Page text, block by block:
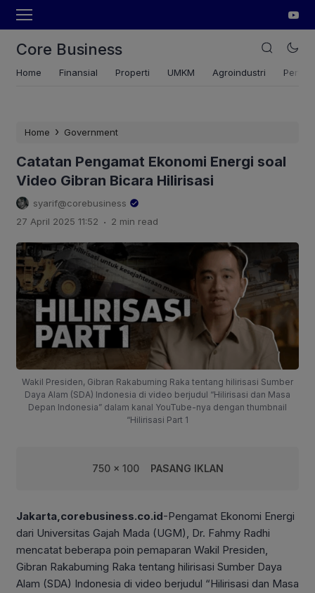
Core Business
Home Finansial Properti UMKM Agroindustri
Home › Government
Catatan Pengamat Ekonomi Energi soal
Video Gibran Bicara Hilirisasi
syarif@corebusiness
27 April 2025 11:52 . 2 min read
Wakil Presiden, Gibran Rakabuming Raka tentang hilirisasi Sumber
Daya Alam (SDA) Indonesia di video berjudul “Hilirisasi dan Masa
Depan Indonesia” dalam kanal YouTube-nya dengan thumbnail
“Hilirisasi Part 1
750 x 100 PASANG IKLAN
Jakarta,corebusiness.co.id-Pengamat Ekonomi Energi
dari Universitas Gajah Mada (UGM), Dr. Fahmy Radhi
mencatat beberapa poin pemaparan Wakil Presiden,
Gibran Rakabuming Raka tentang hilirisasi Sumber Daya
Alam (SDA) Indonesia di video berjudul “Hilirisasi dan Masa